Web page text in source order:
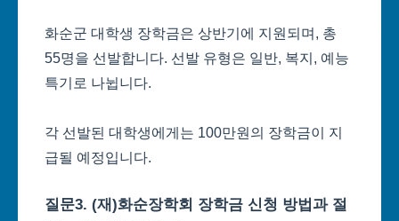
화순군 대학생 장학금은 상반기에 지원되며, 총
55명을 선발합니다. 선발 유형은 일반, 복지, 예능
특기로 나뉩니다.
각 선발된 대학생에게는 100만원의 장학금이 지
급될 예정입니다.
질문3. (재)화순장학회 장학금 신청 방법과 절